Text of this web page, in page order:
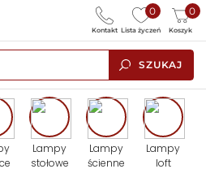
SZUKAJ
0
Lista życzeń
0
Koszyk
Kontakt
Lampy
stołowe
Lampy
ścienne
Lampy
loft